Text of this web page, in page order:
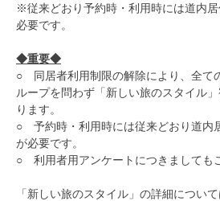
※従来どおり予約時・利用時には道内
必要です。
◆重要◆
○ 同居者利用制限の解除により、全て
ループを問わず「新しい旅のスタイル
ります。
○ 予約時・利用時には従来どおり道内
が必要です。
○ 利用者用アンケートにつきましても
「新しい旅のスタイル」の詳細につい